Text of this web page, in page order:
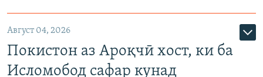
Август 04, 2026
Покистон аз Ароқчӣ хост, ки ба
Исломобод сафар кунад